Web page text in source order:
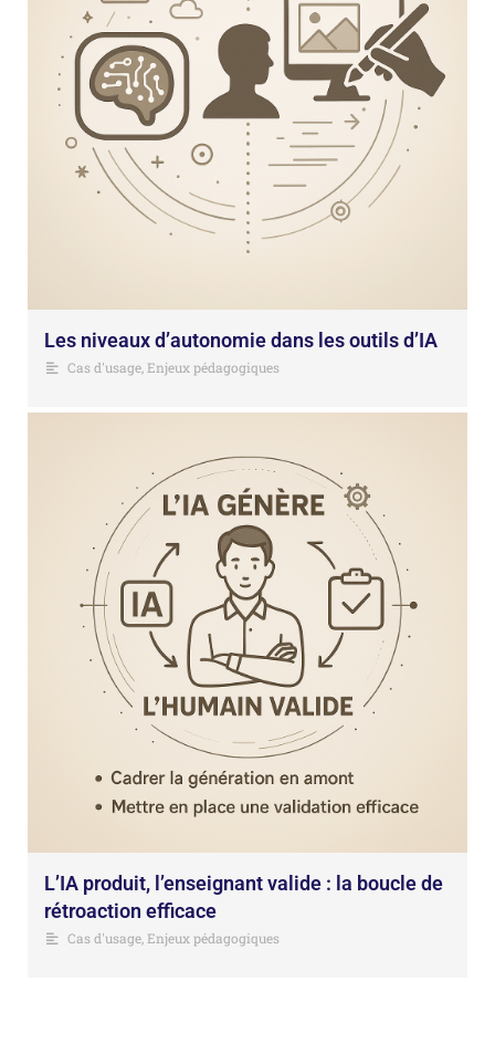
Les niveaux d’autonomie dans les outils d’IA
Cas d'usage,Enjeux pédagogiques
L’IA produit, l’enseignant valide : la boucle de
rétroaction efficace
Cas d'usage,Enjeux pédagogiques